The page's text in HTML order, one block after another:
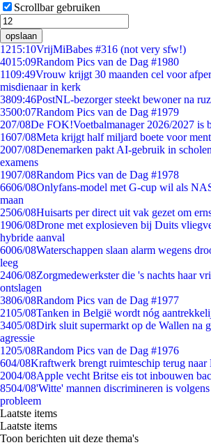
Scrollbar gebruiken
opslaan
1215:10VrijMiBabes #316 (not very sfw!)
4015:09Random Pics van de Dag #1980
1109:49Vrouw krijgt 30 maanden cel voor
misdienaar in kerk
3809:46PostNL-bezorger steekt bewoner na
3500:07Random Pics van de Dag #1979
207/08De FOK!Voetbalmanager 2026/2027 is
1607/08Meta krijgt half miljard boete voor
2007/08Denemarken pakt AI-gebruik in
examens
1907/08Random Pics van de Dag #1978
6606/08Onlyfans-model met G-cup wil als
maan
2506/08Huisarts per direct uit vak gezet om
1906/08Drone met explosieven bij Duits
hybride aanval
6006/08Waterschappen slaan alarm wegens
leeg
2406/08Zorgmedewerkster die 's nachts haar
ontslagen
3806/08Random Pics van de Dag #1977
2105/08Tanken in België wordt nóg
3405/08Dirk sluit supermarkt op de Wallen na
agressie
1205/08Random Pics van de Dag #1976
604/08Kraftwerk brengt ruimteschip terug naar
2004/08Apple vecht Britse eis tot inbouwen
8504/08'Witte' mannen discrimineren is
probleem
Laatste items
Laatste items
Toon berichten uit deze thema's